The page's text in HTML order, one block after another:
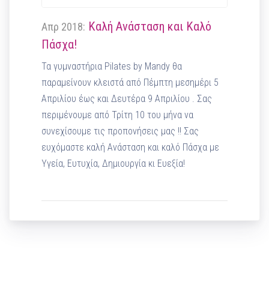
Απρ 2018: Καλή Ανάσταση και Καλό
Πάσχα!
Τα γυμναστήρια Pilates by Mandy θα
παραμείνουν κλειστά από Πέμπτη μεσημέρι 5
Απριλίου έως και Δευτέρα 9 Απριλίου . Σας
περιμένουμε από Τρίτη 10 του μήνα να
συνεχίσουμε τις προπονήσεις μας !! Σας
ευχόμαστε καλή Ανάσταση και καλό Πάσχα με
Υγεία, Ευτυχία, Δημιουργία κι Ευεξία!